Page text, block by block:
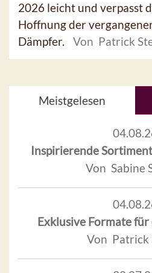
2026 leicht und verpasst
Hoffnung der
Dämpfer.
Von Patrick
Meistgelesen
Inspirierende
Von Sabine
Exklusive Formate für
Von Patrick